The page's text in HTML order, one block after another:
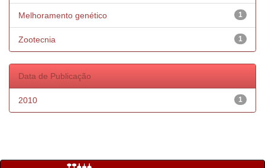
1
Melhoramento genético
1
Zootecnia
Data de Publicação
1
2010